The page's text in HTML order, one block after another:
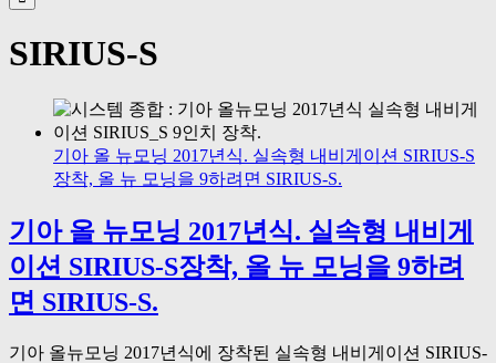
SIRIUS-S
기아 올 뉴모닝 2017년식. 실속형 내비게이션 SIRIUS-S
장착, 올 뉴 모닝을 9하려면 SIRIUS-S.
기아 올 뉴모닝 2017년식. 실속형 내비게
이션 SIRIUS-S장착, 올 뉴 모닝을 9하려
면 SIRIUS-S.
기아 올뉴모닝 2017년식에 장착된 실속형 내비게이션 SIRIUS-